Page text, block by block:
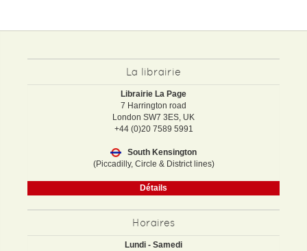
La librairie
Librairie La Page
7 Harrington road
London SW7 3ES, UK
+44 (0)20 7589 5991
South Kensington
(Piccadilly, Circle & District lines)
Détails
Horaires
Lundi - Samedi